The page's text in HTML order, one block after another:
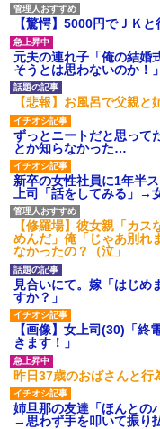
【驚愕】5000円でＪＫ
元夫の連れ子「俺の結婚
そうとは思わないのか
【悲報】お風呂で父親
ずっとニートだと思って
とか知らなかった…
新卒の女性社員に1年半
上司「話をしてみる」→
【修羅場】彼女親「カ
めんだ」俺「じゃあ別
なかったの？（泣」
見合いにて。嫁「はじめ
すか？」
【画像】女上司(30)「
きます！」
昨日37歳のおばさんと行
姉旦那の友達「ほんとの
→思わず手を叩いて振り